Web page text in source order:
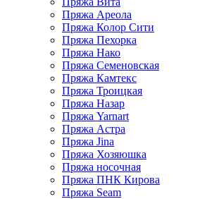
Пряжа Ареола
Пряжа Колор Сити
Пряжа Пехорка
Пряжа Нако
Пряжа Семеновская
Пряжа Камтекс
Пряжа Троицкая
Пряжа Назар
Пряжа Yarnart
Пряжа Астра
Пряжа Jina
Пряжа Хозяюшка
Пряжа носочная
Пряжа ПНК Кирова
Пряжа Seam